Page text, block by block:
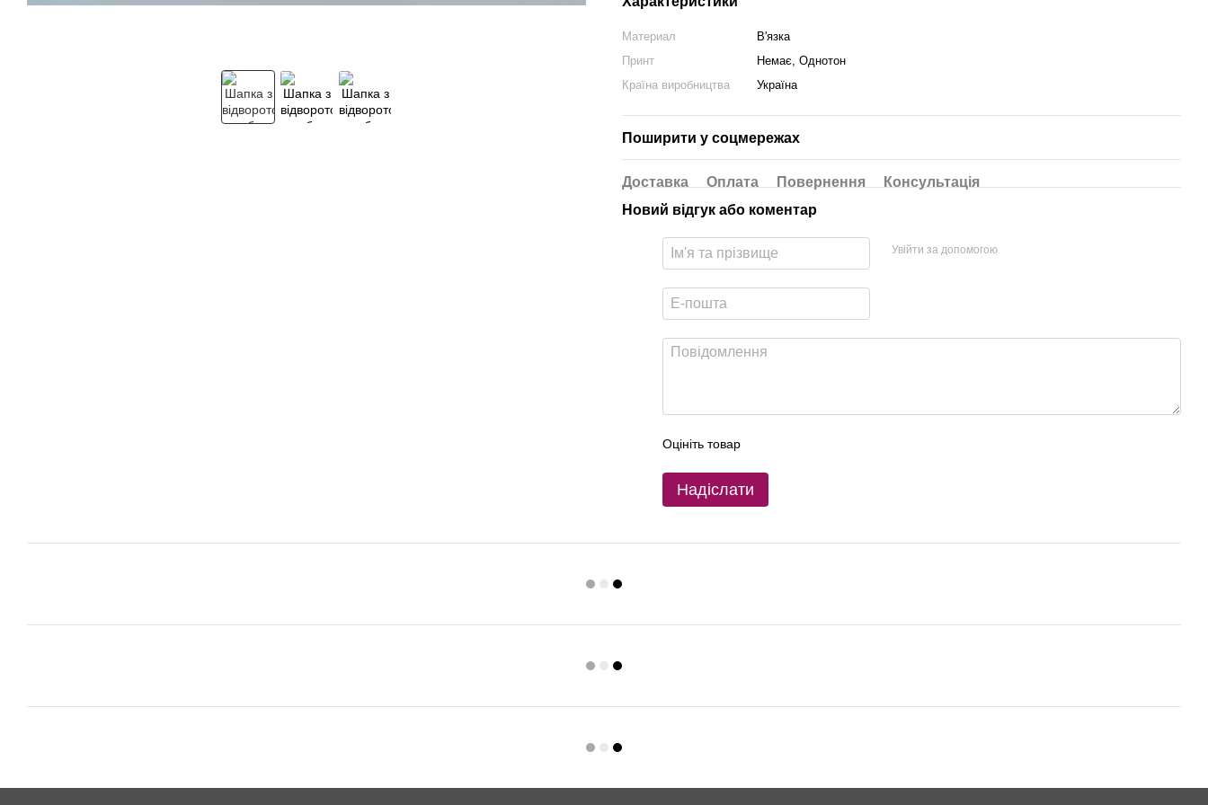
Материал
В'язка
Принт
Немає, Однотон
Країна виробництва
Україна
Поширити у соцмережах
Доставка Оплата Повернення
Консультація
Новий відгук або коментар
Увійти за допомогою
Оцініть товар
Надіслати